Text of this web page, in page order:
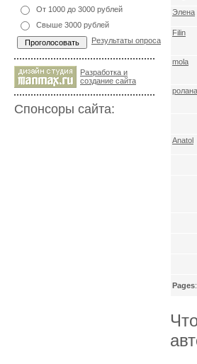
От 1000 до 3000 рублей
Свыше 3000 рублей
Результаты опроса
Разработка и
cоздание сайта
Спонсоры сайта:
Элена
Filin
mola
ролана
Anatol
Pages